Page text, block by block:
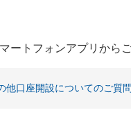
ートフォンアプリから
他口座開設についてのご質問